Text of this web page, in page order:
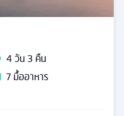
4วัน3 คืน
7มื้ออาหาร